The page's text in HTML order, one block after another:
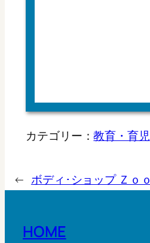
カテゴリー：教育・育児
← ボディ･ショップ Ｚｏｏ
HOME